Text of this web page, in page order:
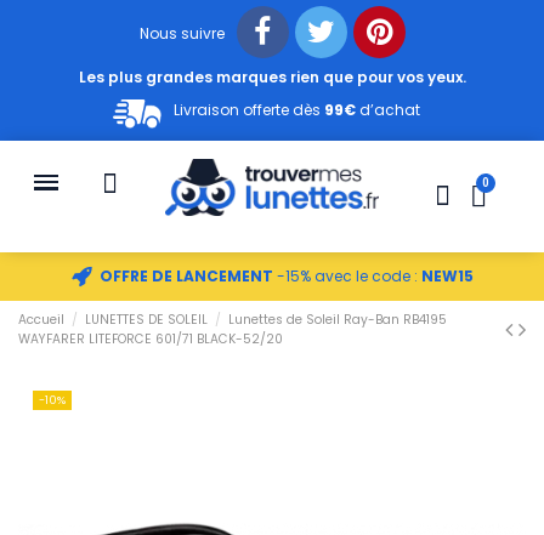
Nous suivre
Les plus grandes marques rien que pour vos yeux.
Livraison offerte dès 99€d’achat
OFFRE DE LANCEMENT -15% avec le code : NEW15
Accueil LUNETTES DE SOLEIL
Lunettes de Soleil Ray-Ban RB4195
WAYFARER LITEFORCE 601/71 BLACK-52/20
-10%